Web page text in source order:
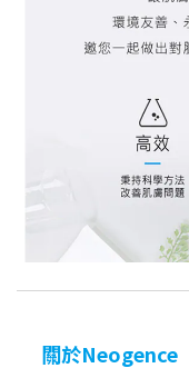
關於Neogence